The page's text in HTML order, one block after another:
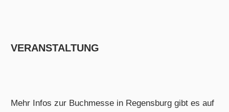
VERANSTALTUNG
Mehr Infos zur Buchmesse in Regensburg gibt es auf